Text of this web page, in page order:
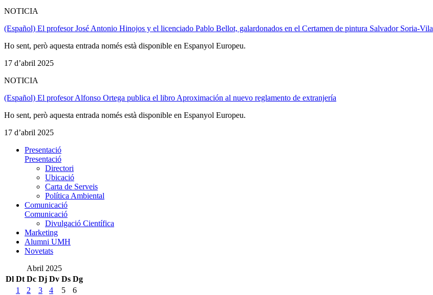
NOTICIA
(Español) El profesor José Antonio Hinojos y el licenciado Pablo Bellot, galardonados en el Certamen de pintura Salvador Soria-Vila
Ho sent, però aquesta entrada només està disponible en Espanyol Europeu.
17 d’abril 2025
NOTICIA
(Español) El profesor Alfonso Ortega publica el libro Aproximación al nuevo reglamento de extranjería
Ho sent, però aquesta entrada només està disponible en Espanyol Europeu.
17 d’abril 2025
Presentació
Presentació
Directori
Ubicació
Carta de Serveis
Política Ambiental
Comunicació
Comunicació
Divulgació Científica
Marketing
Alumni UMH
Novetats
Abril 2025
Dl Dt Dc Dj Dv Ds Dg
1
2 3 4 5
6